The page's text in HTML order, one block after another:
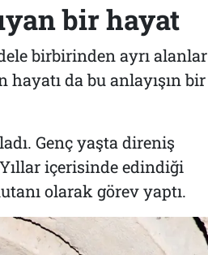
bir hayat
birbirinden ayrı alanlar
da bu anlayışın bir
Genç yaşta direniş
içerisinde edindiği
olarak görev yaptı.